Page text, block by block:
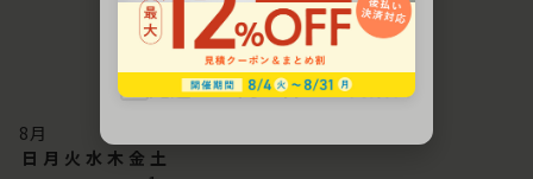
配送・お問い合わせ営業日
8月
日 月 火 水 木 金 土